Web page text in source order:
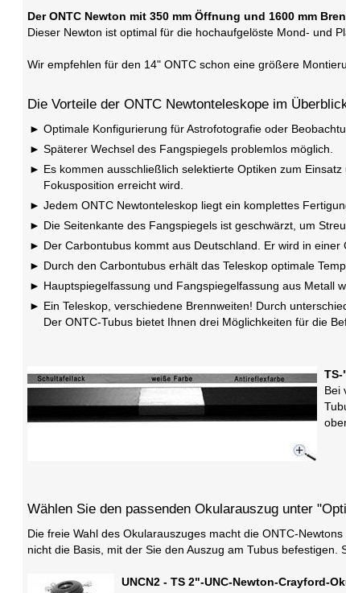
Der ONTC Newton mit 350 mm Öffnung und 1600 mm
Dieser Newton ist optimal für die hochaufgelöste Mond- und
Wir empfehlen für den 14" ONTC schon eine größere
Die Vorteile der ONTC Newtonteleskope im
Optimale Konfigurierung für Astrofotografie oder
Späterer Wechsel des Fangspiegels problemlos möglich.
Es kommen ausschließlich selektierte Optiken zum
Fokusposition erreicht wird.
Jedem ONTC Newtonteleskop liegt ein komplettes
Die Seitenkante des Fangspiegels ist geschwärzt, um
Der Carbontubus kommt aus Deutschland. Er wird in
Durch den Carbontubus erhält das Teleskop optimale
Hauptspiegelfassung und Fangspiegelfassung aus Metall
Ein Teleskop, verschiedene Brennweiten! Durch
Der ONTC-Tubus bietet Ihnen drei Möglichkeiten für die
Bei
Wählen Sie den passenden Okularauszug unter
Die freie Wahl des Okularauszuges macht die ONTC-
nicht die Basis, mit der Sie den Auszug am Tubus
UNCN2 - TS 2"-UNC-Newton-Crayford-